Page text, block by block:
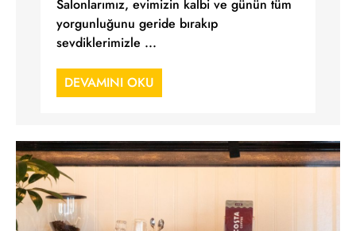
Salonlarımız, evimizin kalbi ve günün tüm
yorgunluğunu geride bırakıp
sevdiklerimizle ...
DEVAMINI OKU